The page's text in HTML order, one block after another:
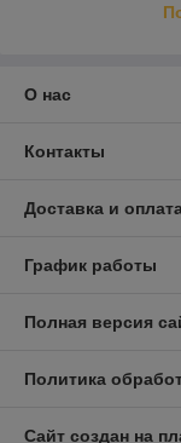
О нас
Контакты
Доставка и
График работы
Полная версия
Политика
Сайт создан на